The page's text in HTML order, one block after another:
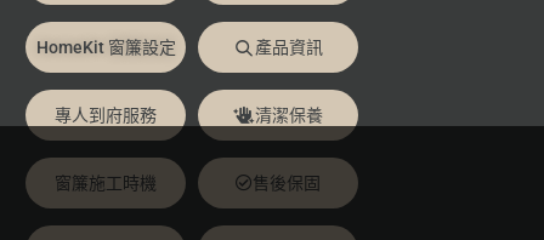
HomeKit 窗簾設定 產品資訊
專人到府服務 清潔保養
窗簾施工時機 售後保固